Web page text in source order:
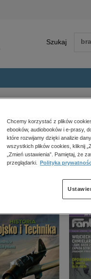
Szukaj
polityka,
inne
popularno-
historia
zdrowie
religie
i akademickie
po Pawlikowskiej.
Chcemy korzystać z plików
ebooków, audiobooków i e-prasy,
które rozwijamy dzięki analizie
wszystkich plików cookies, kliknij
„Zmień ustawienia”. Pamiętaj, że
przeglądarki.
Polityka